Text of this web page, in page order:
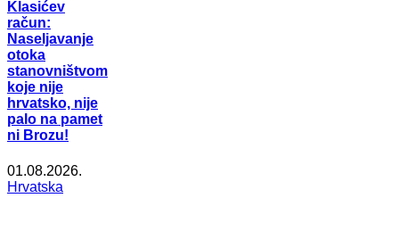
Klasićev
račun:
Naseljavanje
otoka
stanovništvom
koje nije
hrvatsko, nije
palo na pamet
ni Brozu!
01.08.2026.
Hrvatska